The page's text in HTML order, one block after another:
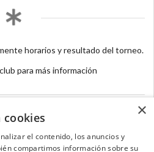
horarios y resultado del torneo.
para más información
×
el contenido, los anuncios y
compartimos información sobre su